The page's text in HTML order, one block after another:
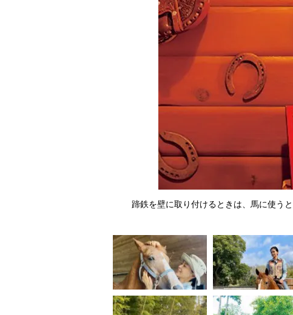
蹄鉄を壁に取り付けるときは、馬に使う